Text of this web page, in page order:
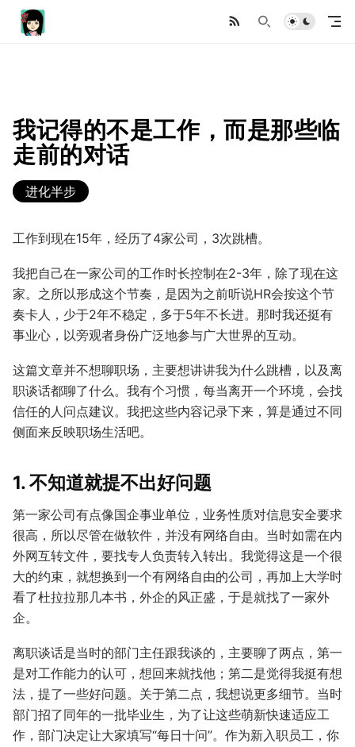
我记得的不是工作，而是那些临
走前的对话
进化半步
工作到现在15年，经历了4家公司，3次跳槽。
我把自己在一家公司的工作时长控制在2-3年，除了现在这
家。之所以形成这个节奏，是因为之前听说HR会按这个节
奏卡人，少于2年不稳定，多于5年不长进。那时我还挺有
事业心，以旁观者身份广泛地参与广大世界的互动。
这篇文章并不想聊职场，主要想讲讲我为什么跳槽，以及离
职谈话都聊了什么。我有个习惯，每当离开一个环境，会找
信任的人问点建议。我把这些内容记录下来，算是通过不同
侧面来反映职场生活吧。
1. 不知道就提不出好问题
第一家公司有点像国企事业单位，业务性质对信息安全要求
很高，所以尽管在做软件，并没有网络自由。当时如需在内
外网互转文件，要找专人负责转入转出。我觉得这是一个很
大的约束，就想换到一个有网络自由的公司，再加上大学时
看了杜拉拉那几本书，外企的风正盛，于是就找了一家外
企。
离职谈话是当时的部门主任跟我谈的，主要聊了两点，第一
是对工作能力的认可，想回来就找他；第二是觉得我挺有想
法，提了一些好问题。关于第二点，我想说更多细节。当时
部门招了同年的一批毕业生，为了让这些萌新快速适应工
作，部门决定让大家填写“每日十问”。作为新入职员工，你